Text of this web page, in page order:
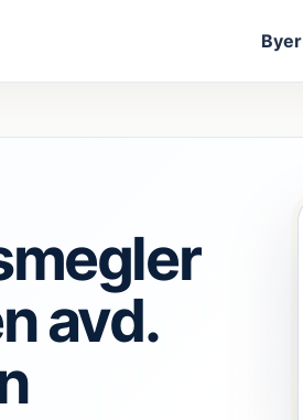
Byer
avd.